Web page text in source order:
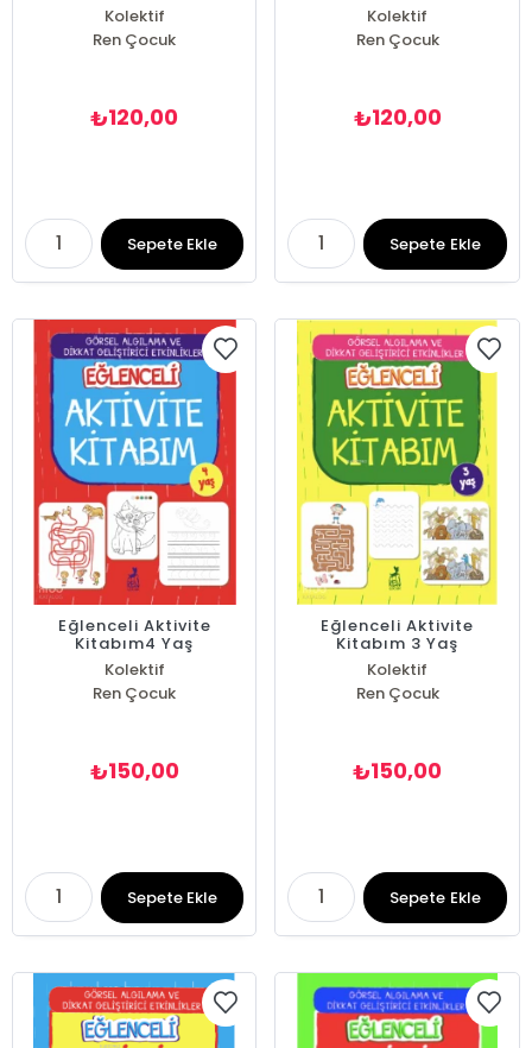
Kolektif
Ren Çocuk
₺120,00
Sepete Ekle
Kolektif
Ren Çocuk
₺120,00
Sepete Ekle
Eğlenceli Aktivite
Kitabım4 Yaş
Kolektif
Ren Çocuk
₺150,00
Sepete Ekle
Eğlenceli Aktivite
Kitabım 3 Yaş
Kolektif
Ren Çocuk
₺150,00
Sepete Ekle